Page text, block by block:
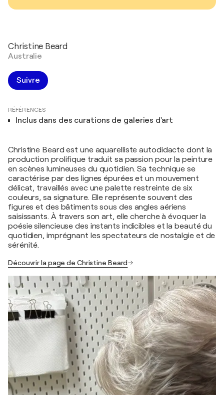
Christine Beard
Australie
Suivre
RÉFÉRENCES
Inclus dans des curations de galeries d'art
Christine Beard est une aquarelliste autodidacte dont la
production prolifique traduit sa passion pour la peinture
en scènes lumineuses du quotidien. Sa technique se
caractérise par des lignes épurées et un mouvement
délicat, travaillés avec une palette restreinte de six
couleurs, sa signature. Elle représente souvent des
figures et des bâtiments sous des angles aériens
saisissants. À travers son art, elle cherche à évoquer la
poésie silencieuse des instants indicibles et la beauté du
quotidien, imprégnant les spectateurs de nostalgie et de
sérénité.
Découvrir la page de Christine Beard